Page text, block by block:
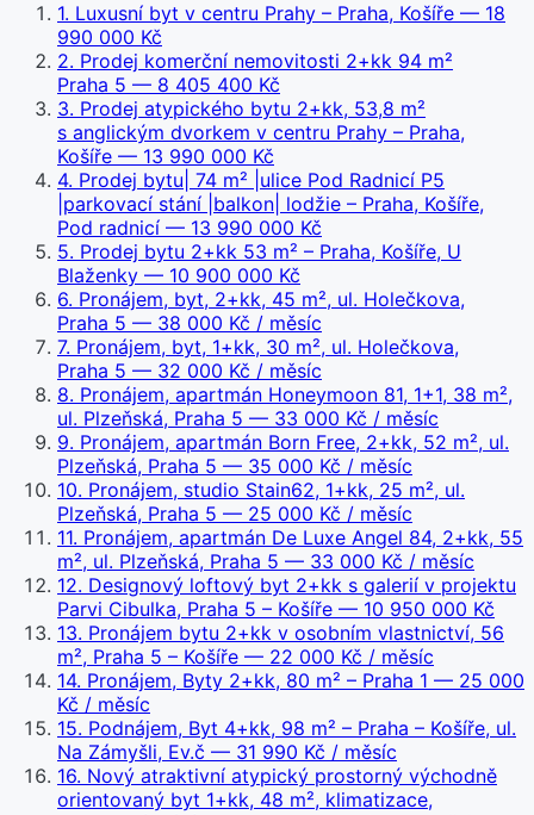
1. Luxusní byt v centru Prahy – Praha, Košíře — 18
990 000 Kč
2. Prodej komerční nemovitosti 2+kk 94 m²
Praha 5 — 8 405 400 Kč
3. Prodej atypického bytu 2+kk, 53,8 m²
s anglickým dvorkem v centru Prahy – Praha,
Košíře — 13 990 000 Kč
4. Prodej bytu| 74 m² |ulice Pod Radnicí P5
|parkovací stání |balkon| lodžie – Praha, Košíře,
Pod radnicí — 13 990 000 Kč
5. Prodej bytu 2+kk 53 m² – Praha, Košíře, U
Blaženky — 10 900 000 Kč
6. Pronájem, byt, 2+kk, 45 m², ul. Holečkova,
Praha 5 — 38 000 Kč / měsíc
7. Pronájem, byt, 1+kk, 30 m², ul. Holečkova,
Praha 5 — 32 000 Kč / měsíc
8. Pronájem, apartmán Honeymoon 81, 1+1, 38 m²,
ul. Plzeňská, Praha 5 — 33 000 Kč / měsíc
9. Pronájem, apartmán Born Free, 2+kk, 52 m², ul.
Plzeňská, Praha 5 — 35 000 Kč / měsíc
10. Pronájem, studio Stain62, 1+kk, 25 m², ul.
Plzeňská, Praha 5 — 25 000 Kč / měsíc
11. Pronájem, apartmán De Luxe Angel 84, 2+kk, 55
m², ul. Plzeňská, Praha 5 — 33 000 Kč / měsíc
12. Designový loftový byt 2+kk s galerií v projektu
Parvi Cibulka, Praha 5 – Košíře — 10 950 000 Kč
13. Pronájem bytu 2+kk v osobním vlastnictví, 56
m², Praha 5 – Košíře — 22 000 Kč / měsíc
14. Pronájem, Byty 2+kk, 80 m² – Praha 1 — 25 000
Kč / měsíc
15. Podnájem, Byt 4+kk, 98 m² – Praha – Košíře, ul.
Na Zámyšli, Ev.č — 31 990 Kč / měsíc
16. Nový atraktivní atypický prostorný východně
orientovaný byt 1+kk, 48 m², klimatizace,